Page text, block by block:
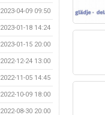
2023-04-09 09:50
2023-01-18 14:24
2023-01-15 20:00
2022-12-24 13:00
2022-11-05 14:45
2022-10-09 18:00
2022-08-30 20:00